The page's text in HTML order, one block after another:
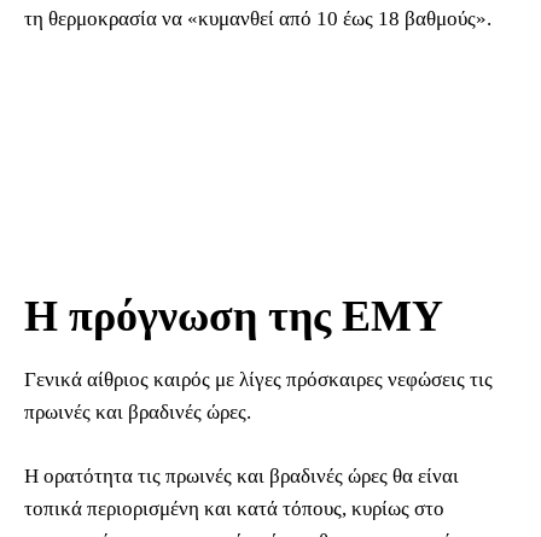
τη θερμοκρασία να «κυμανθεί από 10 έως 18 βαθμούς».
Η πρόγνωση της ΕΜΥ
Γενικά αίθριος καιρός με λίγες πρόσκαιρες νεφώσεις τις
πρωινές και βραδινές ώρες.
Η ορατότητα τις πρωινές και βραδινές ώρες θα είναι
τοπικά περιορισμένη και κατά τόπους, κυρίως στο